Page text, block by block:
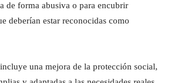
de forma abusiva o para encubrir
deberían estar reconocidas como
una mejora de la protección social,